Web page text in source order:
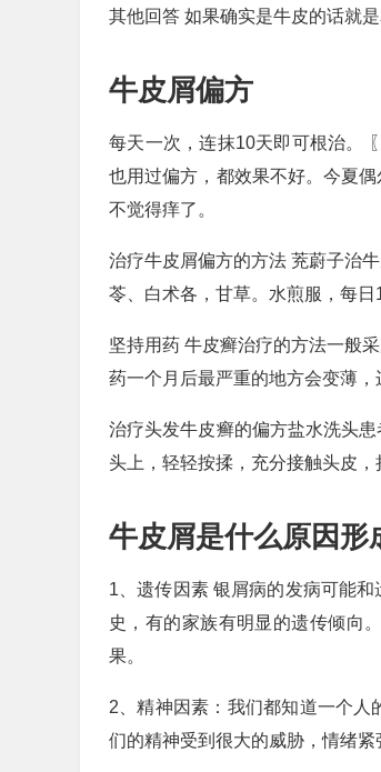
其他回答 如果确实是牛皮的话就
牛皮屑偏方
每天一次，连抹10天即可根治。
也用过偏方，都效果不好。今夏
不觉得痒了。
治疗牛皮屑偏方的方法 茺蔚子治
苓、白术各，甘草。水煎服，每日
坚持用药 牛皮癣治疗的方法一般
药一个月后最严重的地方会变薄，
治疗头发牛皮癣的偏方盐水洗头
头上，轻轻按揉，充分接触头皮
牛皮屑是什么原因形
1、遗传因素 银屑病的发病可能
史，有的家族有明显的遗传倾向
果。
2、精神因素：我们都知道一个人
们的精神受到很大的威胁，情绪